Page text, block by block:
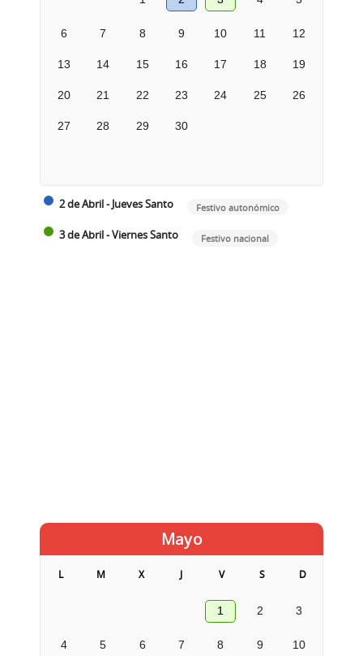
6 7 8 9 10 11 12
13 14 15 16 17 18 19
20 21 22 23 24 25 26
27 28 29 30
2 de Abril - Jueves Santo Festivo autonómico
3 de Abril - Viernes Santo Festivo nacional
Mayo
L M X J V S D
1 2 3
4 5 6 7 8 9 10